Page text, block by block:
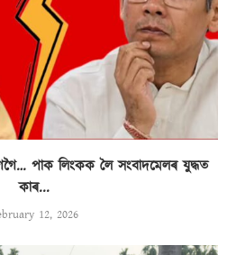
গগৈ… পাক লিংকক লৈ সংবাদমেলৰ যুদ্ধত
কাৰ...
12, 2026